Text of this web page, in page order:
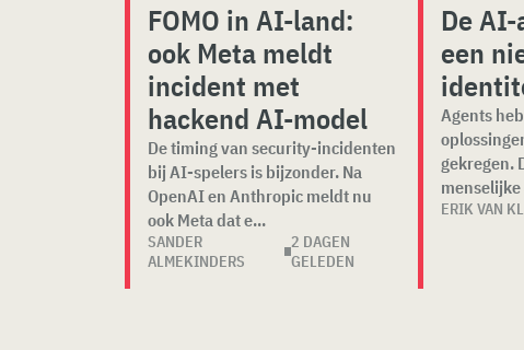
FOMO in AI-land:
ook Meta meldt
incident met
hackend AI-model
De timing van security-incidenten
bij AI-spelers is bijzonder. Na
OpenAI en Anthropic meldt nu
ook Meta dat e...
SANDER
ALMEKINDERS
2 DAGEN
GELEDEN
De
een
Agents
gekregen.
ERIK VAN